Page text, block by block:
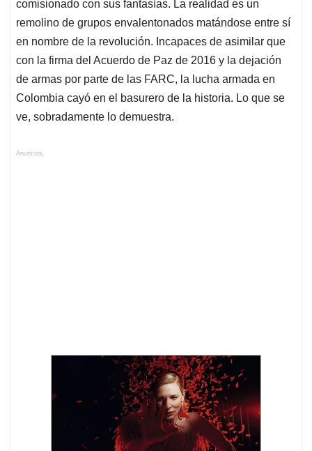
comisionado con sus fantasías. La realidad es un
remolino de grupos envalentonados matándose entre sí
en nombre de la revolución. Incapaces de asimilar que
con la firma del Acuerdo de Paz de 2016 y la dejación
de armas por parte de las FARC, la lucha armada en
Colombia cayó en el basurero de la historia. Lo que se
ve, sobradamente lo demuestra.
Anuncios.